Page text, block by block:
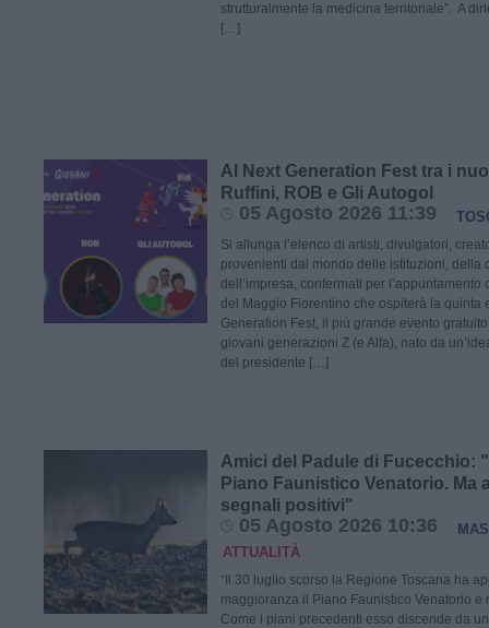
strutturalmente la medicina territoriale”. A
[…]
Al Next Generation Fest tra i
Ruffini, ROB e Gli Autogol
05 Agosto 2026 11:39
Si allunga l’elenco di artisti, divulgatori,
provenienti dal mondo delle istituzioni, della
dell’impresa, confermati per l’appuntamento
del Maggio Fiorentino che ospiterà la quinta
Generation Fest, il più grande evento
giovani generazioni Z (e Alfa), nato da
del presidente […]
Amici del Padule di Fucecchio:
Piano Faunistico Venatorio. Ma
segnali positivi"
05 Agosto 2026 10:36
ATTUALITÀ
“Il 30 luglio scorso la Regione Toscana ha
maggioranza il Piano Faunistico Venatorio e
Come i piani precedenti esso discende da